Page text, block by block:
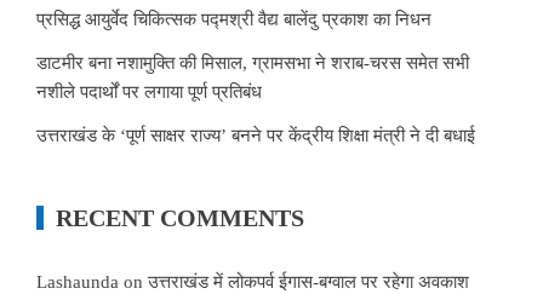
प्रसिद्ध आयुर्वेद चिकित्सक पद्मश्री वैद्य बालेंदु प्रकाश का निधन
डाटमीर बना नशामुक्ति की मिसाल, ग्रामसभा ने शराब-चरस समेत सभी
नशीले पदार्थों पर लगाया पूर्ण प्रतिबंध
उत्तराखंड के ‘पूर्ण साक्षर राज्य’ बनने पर केंद्रीय शिक्षा मंत्री ने दी बधाई
RECENT COMMENTS
Lashaunda onउत्तराखंड में लोकपर्व ईगास-बग्वाल पर रहेगा अवकाश